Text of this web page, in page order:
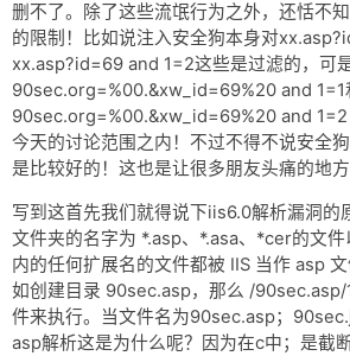
技术
工具
存档
链接
留言
网盘
Rss
删不了。除了这些流氓行为之外，还恬不
的限制！比如说注入安全狗本身对
xx.asp?id=69 and 1=2这些是过滤的，可
90sec.org=%00.&xw_id=69%20 and 1=1
90sec.org=%00.&xw_id=69%20 and 1=2
今天的讨论范围之内！不过不得不说安全
是比较好的！这也是让很多朋友头痛的地方
写到这首先我们就得说下iis6.0解析漏洞的
文件夹的名字为 *.asp、*.asa、*cer的文
内的任何扩展名的文件都被 IIS 当作 asp
如创建目录 90sec.asp，那么 /90sec.asp/
件来执行。当文件名为90sec.asp；
asp解析这是为什么呢？因为在c中；是截